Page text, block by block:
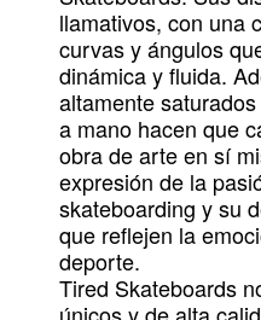
llamativos, con una
curvas y ángulos
dinámica y fluida.
altamente
a mano hacen que
obra de arte en sí
expresión de la
skateboarding y su
que reflejen la
deporte.
Tired Skateboards